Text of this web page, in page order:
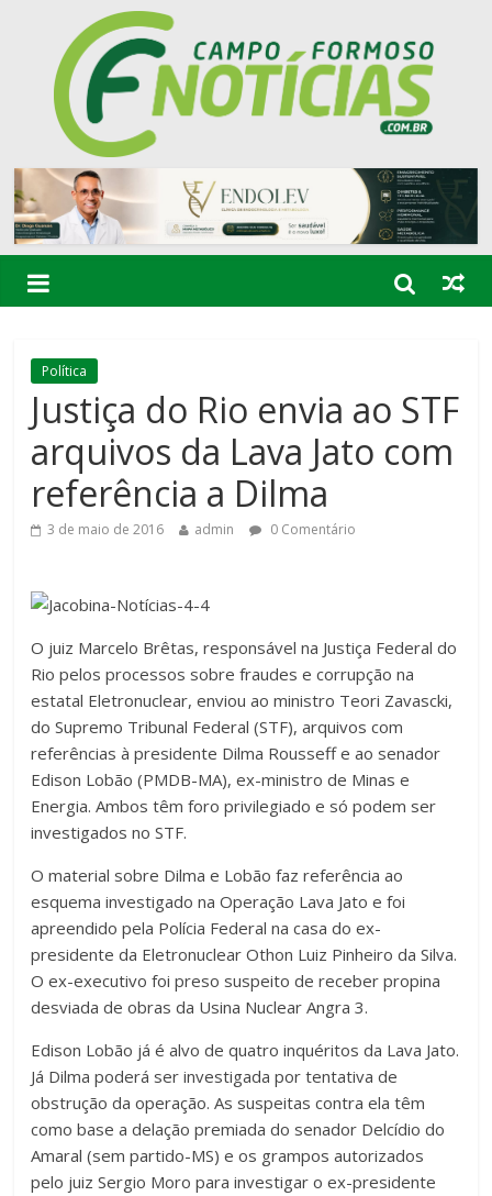
Política
Justiça do Rio envia ao STF
arquivos da Lava Jato com
referência a Dilma
3 de maio de 2016 admin 0 Comentário
O juiz Marcelo Brêtas, responsável na Justiça Federal do
Rio pelos processos sobre fraudes e corrupção na
estatal Eletronuclear, enviou ao ministro Teori Zavascki,
do Supremo Tribunal Federal (STF), arquivos com
referências à presidente Dilma Rousseff e ao senador
Edison Lobão (PMDB-MA), ex-ministro de Minas e
Energia. Ambos têm foro privilegiado e só podem ser
investigados no STF.
O material sobre Dilma e Lobão faz referência ao
esquema investigado na Operação Lava Jato e foi
apreendido pela Polícia Federal na casa do ex-
presidente da Eletronuclear Othon Luiz Pinheiro da Silva.
O ex-executivo foi preso suspeito de receber propina
desviada de obras da Usina Nuclear Angra 3.
Edison Lobão já é alvo de quatro inquéritos da Lava Jato.
Já Dilma poderá ser investigada por tentativa de
obstrução da operação. As suspeitas contra ela têm
como base a delação premiada do senador Delcídio do
Amaral (sem partido-MS) e os grampos autorizados
pelo juiz Sergio Moro para investigar o ex-presidente